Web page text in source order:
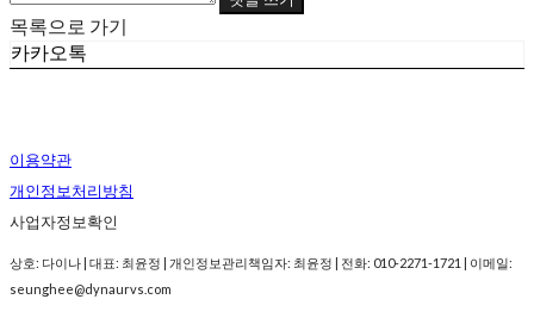
목록으로 가기
카카오톡
이용약관
개인정보처리방침
사업자정보확인
상호: 다이나 | 대표: 최윤정 | 개인정보관리책임자: 최윤정 | 전화: 010-2271-1721 | 이메일:
seunghee@dynaurvs.com